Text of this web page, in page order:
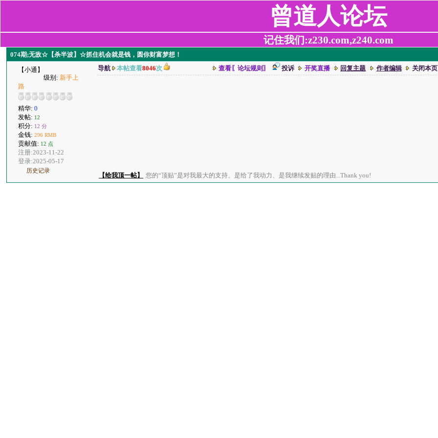
曾道人论坛
记住我们:z230.com,z240.com
074期;无敌☆【杀半波】☆抓住机会就是钱，圆你财富梦想！
【小通】
级别: 新手上
路
精华:0
发帖: 12
积分: 12 分
金钱:296 RMB
贡献值: 12 点
注册:2023-11-22
登录:2025-05-17
历史记录
导航 本帖查看8046次 查看〖论坛规则〗 投诉 开奖直播 回复主题 作者编辑 关闭本页
【给我顶一帖】 您的“顶贴”是对我最大的支持、是给了我动力、是我继续发贴的理由...Thank you!